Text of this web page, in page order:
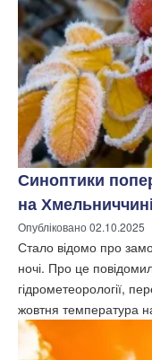
Синоптики
на Хмельниччині
Опубліковано02.10.2025
Стало відомо про
ночі. Про це
гідрометеорології,
жовтня температура